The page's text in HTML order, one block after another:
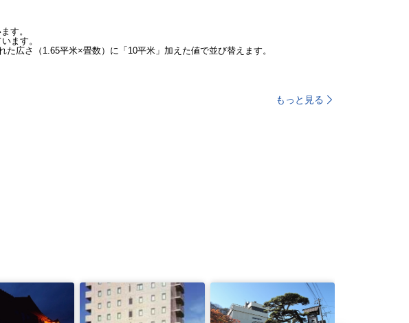
す。
ます。
広さ（1.65平米×畳数）に「10平米」加えた値で並び替えます。
もっと見る